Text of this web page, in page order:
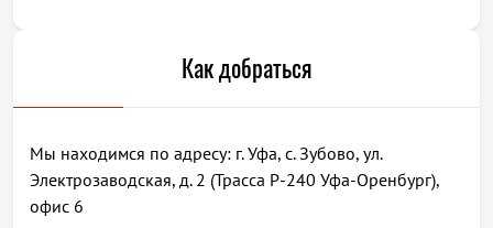
Как добраться
Мы находимся по адресу: г. Уфа, с. Зубово, ул.
Электрозаводская, д. 2 (Трасса Р-240 Уфа-Оренбург),
офис 6